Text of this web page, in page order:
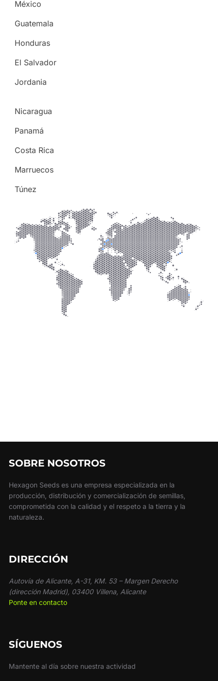
México
Guatemala
Honduras
El Salvador
Jordania
Nicaragua
Panamá
Costa Rica
Marruecos
Túnez
SOBRE NOSOTROS
Hexagon Seeds es una empresa especializada en la
producción, distribución y comercialización de semillas,
comprometida con la calidad y el respeto a la tierra y la
naturaleza.
DIRECCIÓN
Autovía de Alicante, A-31, KM. 53 – Margen Derecho
(dirección Madrid), 03400 Villena, Alicante
Ponte en contacto
SÍGUENOS
Mantente al día sobre nuestra actividad